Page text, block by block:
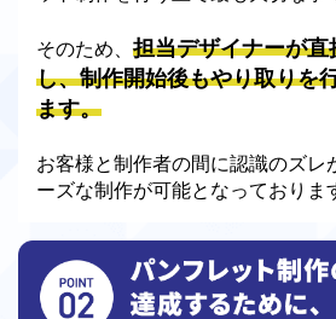
そのため、 担当デザイナーが
し、制作開始後もやり取りを
ます。
お客様と制作者の間に認識のズレ
ーズな制作が可能となっておりま